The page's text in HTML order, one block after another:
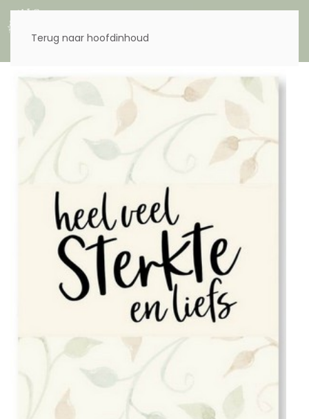
Terug naar hoofdinhoud